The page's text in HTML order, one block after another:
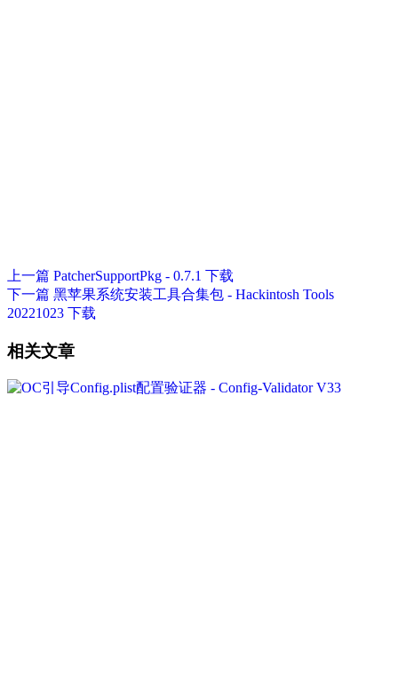
上一篇 PatcherSupportPkg - 0.7.1 下载
下一篇 黑苹果系统安装工具合集包 - Hackintosh Tools
20221023 下载
相关文章